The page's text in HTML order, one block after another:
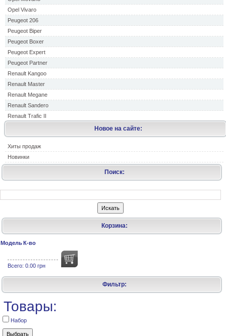
Opel Vivaro
Peugeot 206
Peugeot Biper
Peugeot Boxer
Peugeot Expert
Peugeot Partner
Renault Kangoo
Renault Master
Renault Megane
Renault Sandero
Renault Trafic II
Новое на сайте:
Хиты продаж
Новинки
Поиск:
Корзина:
Модель К-во
Всего: 0.00 грн
Фильтр:
Товары:
Набор